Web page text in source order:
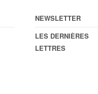
NEWSLETTER
LES DERNIÈRES
LETTRES